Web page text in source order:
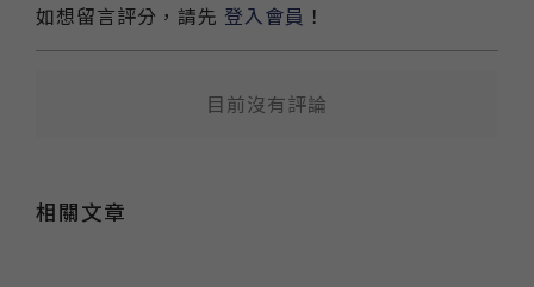
如想留言評分，請先 登入會員 ！
目前沒有評論
相關文章
送出